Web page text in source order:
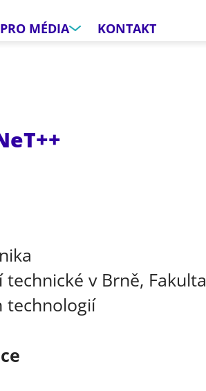
PRO MÉDIA KONTAKT
technické v Brně, Fakulta
technologií